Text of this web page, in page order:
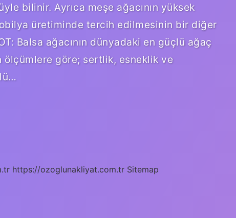
bilinir. Ayrıca meşe ağacının yüksek
üretiminde tercih edilmesinin bir diğer
Balsa ağacının dünyadaki en güçlü ağaç
ölçümlere göre; sertlik, esneklik ve
https://ozoglunakliyat.com.tr Sitemap